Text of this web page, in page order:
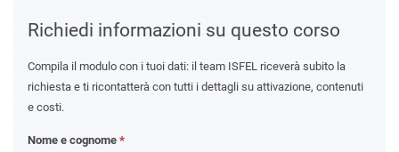
Richiedi informazioni su questo corso
Compila il modulo con i tuoi dati: il team ISFEL riceverà subito la
richiesta e ti ricontatterà con tutti i dettagli su attivazione, contenuti
e costi.
Nome e cognome *